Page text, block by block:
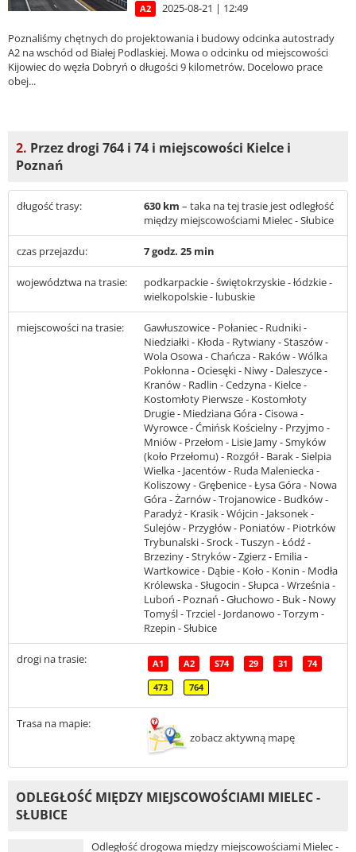
A2 2025-08-21 | 12:49
Poznaliśmy chętnych do projektowania i budowy odcinka autostrady
A2 na wschód od Białej Podlaskiej. Mowa o odcinku od miejscowości
Kijowiec do węzła Dobryń o długości 9 kilometrów. Docelowo prace
obej...
2. Przez drogi 764 i 74 i miejscowości Kielce i
Poznań
długość trasy: 630 km – taka na tej trasie jest odległość
między miejscowościami Mielec - Słubice
czas przejazdu: 7 godz. 25 min
województwa na trasie:
podkarpackie - świętokrzyskie - łódzkie -
wielkopolskie - lubuskie
miejscowości na trasie:
Gawłuszowice - Połaniec - Rudniki -
Niedziałki - Kłoda - Rytwiany - Staszów -
Wola Osowa - Chańcza - Raków - Wólka
Pokłonna - Ociesęki - Niwy - Daleszyce -
Kranów - Radlin - Cedzyna - Kielce -
Kostomłoty Pierwsze - Kostomłoty
Drugie - Miedziana Góra - Cisowa -
Wyrowce - Ćmińsk Kościelny - Przyjmo -
Mniów - Przełom - Lisie Jamy - Smyków
(koło Przełomu) - Rozgół - Barak - Sielpia
Wielka - Jacentów - Ruda Maleniecka -
Koliszowy - Grębenice - Łysa Góra - Nowa
Góra - Żarnów - Trojanowice - Budków -
Paradyż - Krasik - Wójcin - Jaksonek -
Sulejów - Przygłów - Poniatów - Piotrków
Trybunalski - Srock - Tuszyn - Łódź -
Brzeziny - Stryków - Zgierz - Emilia -
Wartkowice - Dąbie - Koło - Konin - Modła
Królewska - Sługocin - Słupca - Września -
Luboń - Poznań - Głuchowo - Buk - Nowy
Tomyśl - Trzciel - Jordanowo - Torzym -
Rzepin - Słubice
drogi na trasie: A1 A2 S74 29 31 74
473 764
Trasa na mapie:
zobacz aktywną mapę
ODLEGŁOŚĆ MIĘDZY MIEJSCOWOŚCIAMI MIELEC -
SŁUBICE
Odległość drogowa między miejscowościami Mielec -